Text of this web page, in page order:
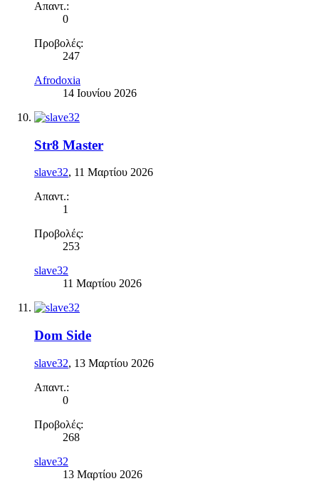
Απαντ.:
0
Προβολές:
247
Afrodoxia
14 Ιουνίου 2026
Str8 Master
slave32, 11 Μαρτίου 2026
Απαντ.:
1
Προβολές:
253
slave32
11 Μαρτίου 2026
Dom Side
slave32, 13 Μαρτίου 2026
Απαντ.:
0
Προβολές:
268
slave32
13 Μαρτίου 2026